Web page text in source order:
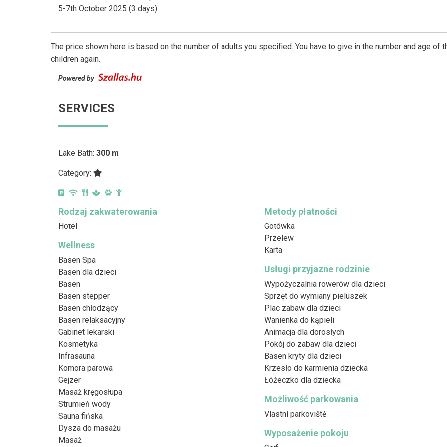
5-7th October 2025 (3 days)
The price shown here is based on the number of adults you specified. You have to give in the number and age of
children again.
Powered by
SERVICES
Lake Bath: 300 m
Category:
Rodzaj zakwaterowania
Hotel
Metody płatności
Gotówka
Przelew
Karta
Wellness
Basen Spa
Basen dla dzieci
Basen
Basen stepper
Basen chłodzący
Basen relaksacyjny
Gabinet lekarski
Kosmetyka
Infrasauna
Komora parowa
Gejzer
Masaż kręgosłupa
Strumień wody
Sauna fińska
Dysza do masażu
Masaż
Usługi przyjazne rodzinie
Wypożyczalnia rowerów dla dzieci
Sprzęt do wymiany pieluszek
Plac zabaw dla dzieci
Wanienka do kąpieli
Animacja dla dorosłych
Pokój do zabaw dla dzieci
Basen kryty dla dzieci
Krzesło do karmienia dziecka
Łóżeczko dla dziecka
Możliwość parkowania
Vlastní parkoviště
Wyposażenie pokoju